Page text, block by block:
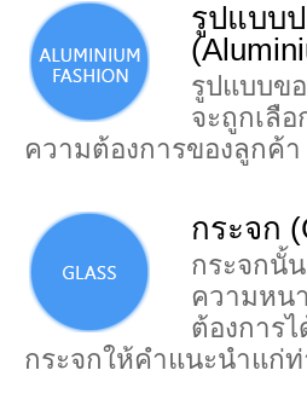
รูปแบบ
รูปแบบข
จะถูกเลื
ความต้องการของลูกค้า
กระจก
กระจกนั้
ความหน
ต้องการ
กระจกให้คำแนะนำแก่